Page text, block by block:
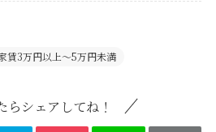
賃3万円以上～5万円未満
らシェアしてね！